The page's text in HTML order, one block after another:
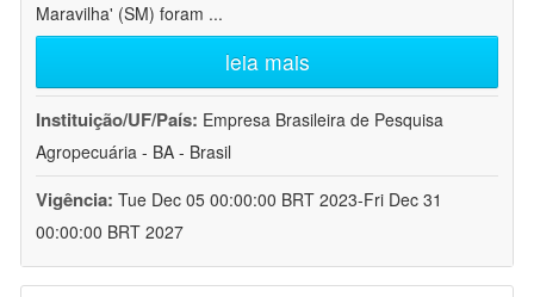
Maravilha' (SM) foram ...
leia mais
Instituição/UF/País: Empresa Brasileira de Pesquisa
Agropecuária - BA - Brasil
Vigência: Tue Dec 05 00:00:00 BRT 2023-Fri Dec 31
00:00:00 BRT 2027